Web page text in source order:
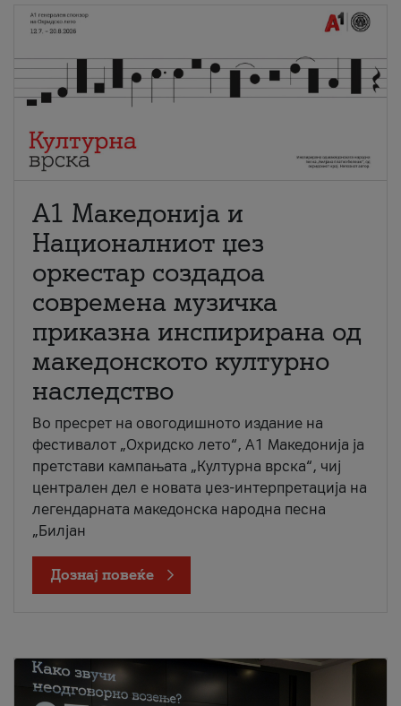
А1 Македонија и
Националниот џез
оркестар создадоа
современа музичка
приказна инспирирана од
македонското културно
наследство
Во пресрет на овогодишното издание на
фестивалот „Охридско лето“, А1 Македонија ја
претстави кампањата „Културна врска“, чиј
централен дел е новата џез-интерпретација на
легендарната македонска народна песна
„Билјан
Дознај повеќе